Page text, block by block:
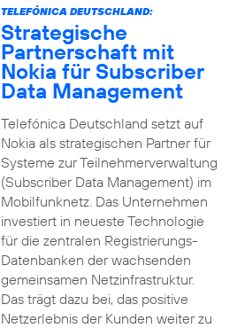
TELEFÓNICA DEUTSCHLAND:
Strategische
Partnerschaft mit
Nokia für Subscriber
Data Management
Telefónica Deutschland setzt auf
Nokia als strategischen Partner für
Systeme zur Teilnehmerverwaltung
(Subscriber Data Management) im
Mobilfunknetz. Das Unternehmen
investiert in neueste Technologie
für die zentralen Registrierungs-
Datenbanken der wachsenden
gemeinsamen Netzinfrastruktur.
Das trägt dazu bei, das positive
Netzerlebnis der Kunden weiter zu